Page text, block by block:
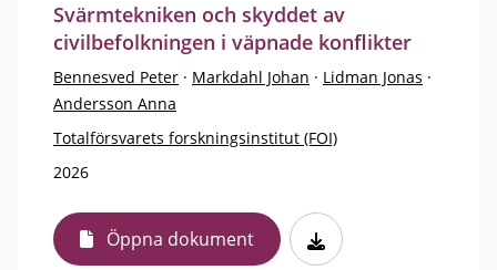
Svärmtekniken och skyddet av
civilbefolkningen i väpnade konflikter
Bennesved Peter · Markdahl Johan · Lidman Jonas ·
Andersson Anna
Totalförsvarets forskningsinstitut (FOI)
2026
Öppna dokument